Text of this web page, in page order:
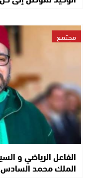
مجتمع
الفاعل الرياضي و
الملك محمد السادس